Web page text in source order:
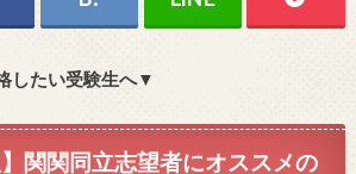
したい受験生へ▼
】関関同立志望者にオススメの